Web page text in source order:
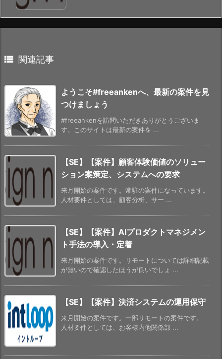
 関連記事
ようこそ#freeankenへ、最新の案件を見
つけましょう
#freeankenを訪問いただきありがとうございま
す。このサイトは最新の案件を ...
【SE】【案件】顧客体験価値のソリュー
ション案策定、システムへの要求
来月開始の案件です。常駐の案件になっています。
人材要件としては、顧客分析、サー ...
【SE】【案件】AIプロダクトマネジメン
ト手法の導入・定着
来月開始の案件です。リモートについては詳細記載
が無いので確認したほうが良いでしょ ...
【SE】【案件】決済システムの運用保守
来月開始の案件です。一部リモートの案件です。
人材要件としては、お客様内他関係部 ...